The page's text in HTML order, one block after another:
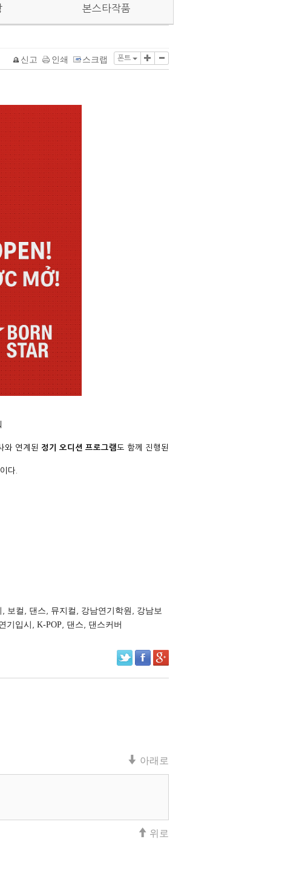
본스타작품
폰트
신고 인쇄 스크랩
와 연계된 정기 오디션 프로그램도 함께 진행된
다
보컬 댄스 뮤지컬 강남연기학원
강남보
기입시 K-POP, 댄스 댄스커버